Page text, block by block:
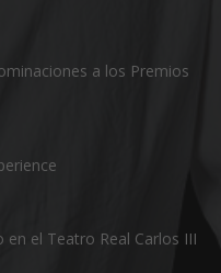
a los Premios
en el Teatro Real Carlos III